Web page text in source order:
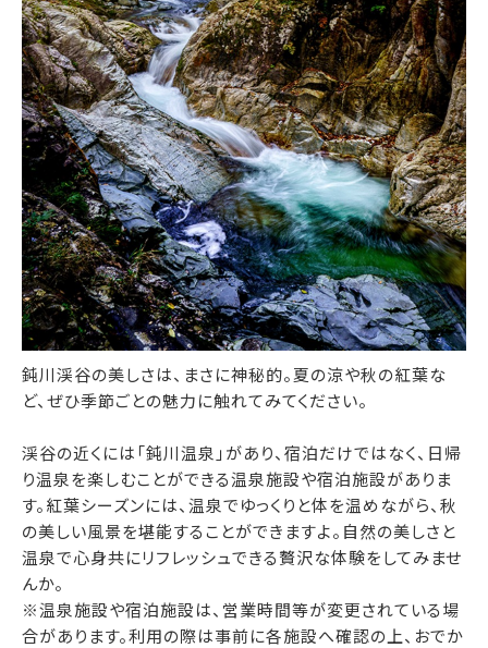
鈍川渓谷の美しさは、まさに神秘的。夏の涼や秋の紅葉な
ど、ぜひ季節ごとの魅力に触れてみてください。
渓谷の近くには「鈍川温泉」があり、宿泊だけではなく、日帰
り温泉を楽しむことができる温泉施設や宿泊施設がありま
す。紅葉シーズンには、温泉でゆっくりと体を温めながら、秋
の美しい風景を堪能することができますよ。自然の美しさと
温泉で心身共にリフレッシュできる贅沢な体験をしてみませ
んか。
※温泉施設や宿泊施設は、営業時間等が変更されている場
合があります。利用の際は事前に各施設へ確認の上、おでか